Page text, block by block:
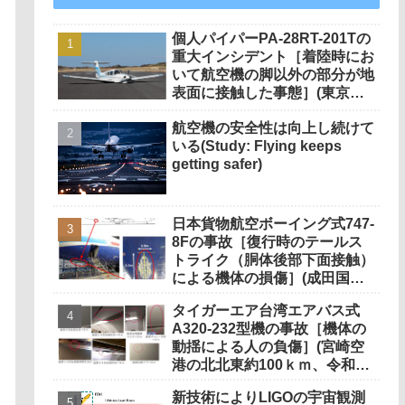
個人パイパーPA-28RT-201Tの
重大インシデント［着陸時にお
いて航空機の脚以外の部分が地
表面に接触した事態］(東京都
生）
航空機の安全性は向上し続けて
いる(Study: Flying keeps
getting safer)
日本貨物航空ボーイング式747-
8Fの事故［復行時のテールス
トライク（胴体後部下面接触）
による機体の損傷］(成田国際
タイガーエア台湾エアバス式
A320-232型機の事故［機体の
動揺による人の負傷］(宮崎空
港の北北東約100ｋｍ、令和元
新技術によりLIGOの宇宙観測